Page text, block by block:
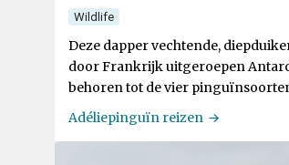
Wildlife
Deze dapper vechtende,
door Frankrijk uitgeroepen
behoren tot de vier
Antarctica
Adéliepinguïn reizen